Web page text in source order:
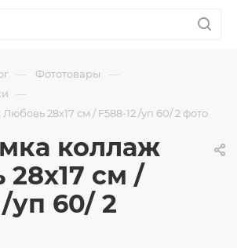
— Фототовары —
—
28х17 см / F588-12 /уп 60/ 2 фото
коллаж
см /
/уп 60/ 2